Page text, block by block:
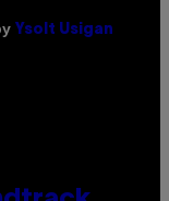
Ysolt Usigan